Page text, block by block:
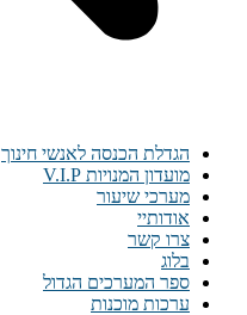
הגדלת הכנסה לאנשי חינוך
מועדון המנויות V.I.P
מערכי שיעור
אודותיי
צרו קשר
בלוג
ספר המערכים הגדול
ערכות מוכנות